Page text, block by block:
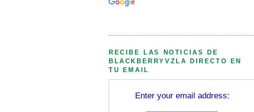
RECIBE LAS NOTICIAS DE
BLACKBERRYVZLA DIRECTO EN
TU EMAIL
Enter your email address: